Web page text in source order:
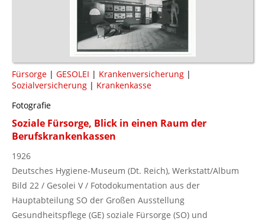
Fürsorge | GESOLEI | Krankenversicherung |
Sozialversicherung | Krankenkasse
Fotografie
Soziale Fürsorge, Blick in einen Raum der
Berufskrankenkassen
1926
Deutsches Hygiene-Museum (Dt. Reich), Werkstatt/Album
Bild 22 / Gesolei V / Fotodokumentation aus der
Hauptabteilung SO der Großen Ausstellung
Gesundheitspflege (GE) soziale Fürsorge (SO) und